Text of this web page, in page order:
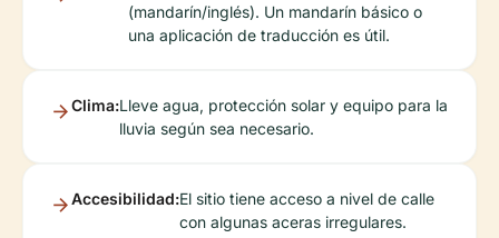
(mandarín/inglés). Un mandarín básico o
una aplicación de traducción es útil.
Clima:Lleve agua, protección solar y equipo para la
lluvia según sea necesario.
Accesibilidad:El sitio tiene acceso a nivel de calle
con algunas aceras irregulares.